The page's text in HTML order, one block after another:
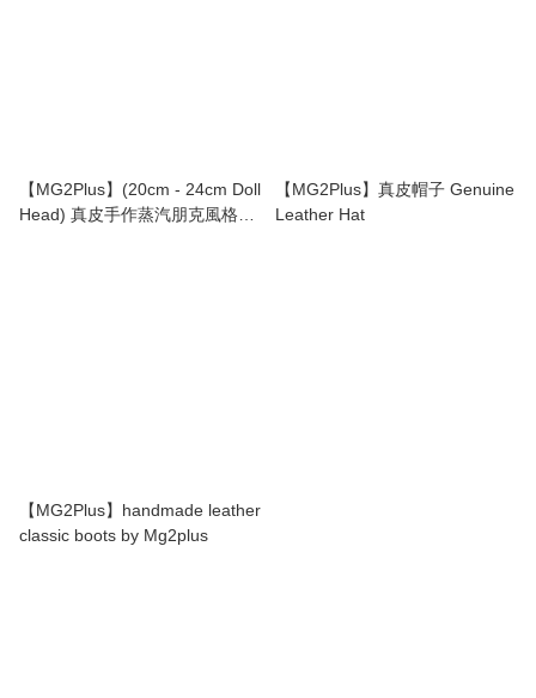
【MG2Plus】(20cm - 24cm Doll
Head) 真皮手作蒸汽朋克風格眼
【MG2Plus】真皮帽子 Genuine
Leather Hat
【MG2Plus】handmade leather
classic boots by Mg2plus